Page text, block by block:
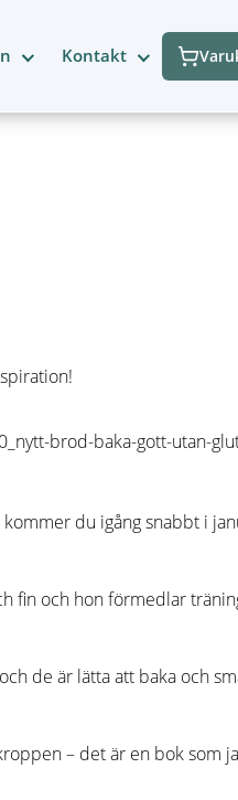
Kontakt
du igång snabbt i
fin och hon förmedlar
de är lätta att baka och
– det är en bok som